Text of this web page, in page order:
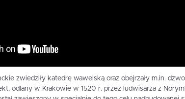
zwiedziły katedrę wawelską oraz obejrzały m.in.
odlany w Krakowie w 1520 r. przez ludwisarza z